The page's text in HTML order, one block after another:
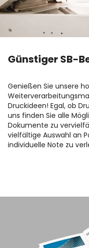
Günstiger SB-
Genießen Sie unsere
Druckideen! Egal, ob
uns finden Sie alle
Dokumente zu
vielfältige Auswahl an
individuelle Note zu